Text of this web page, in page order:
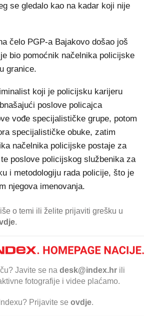
se gledalo kao na kadar koji nije
čelo PGP-a Bajakovo došao još
bio pomoćnik načelnika policijske
granice.
koji je policijsku karijeru
poslove policajca
vođe specijalističke grupe, potom
specijalističke obuke, zatim
načelnika policijske postaje za
poslove policijskog službenika za
i metodologiju rada policije, što je
njegova imenovanja.
o temi ili želite prijaviti grešku u
.
Javite se na desk@index.hr ili
fotografije i videe plaćamo.
Prijavite se ovdje.